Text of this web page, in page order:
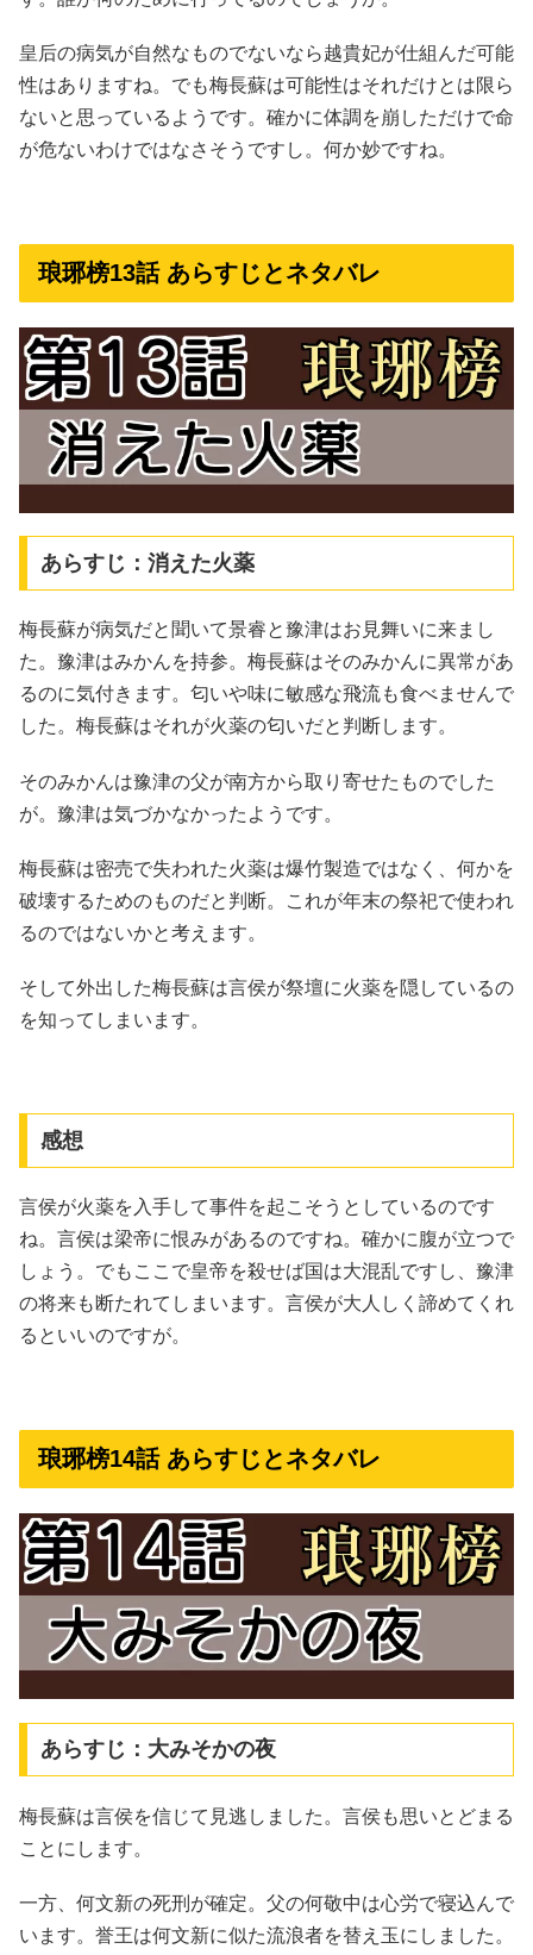
皇后の病気が自然なものでないなら越貴妃が仕組んだ可能
性はありますね。でも梅長蘇は可能性はそれだけとは限ら
ないと思っているようです。確かに体調を崩しただけで命
が危ないわけではなさそうですし。何か妙ですね。
琅琊榜13話 あらすじとネタバレ
あらすじ：消えた火薬
梅長蘇が病気だと聞いて景睿と豫津はお見舞いに来まし
た。豫津はみかんを持参。梅長蘇はそのみかんに異常があ
るのに気付きます。匂いや味に敏感な飛流も食べませんで
した。梅長蘇はそれが火薬の匂いだと判断します。
そのみかんは豫津の父が南方から取り寄せたものでした
が。豫津は気づかなかったようです。
梅長蘇は密売で失われた火薬は爆竹製造ではなく、何かを
破壊するためのものだと判断。これが年末の祭祀で使われ
るのではないかと考えます。
そして外出した梅長蘇は言侯が祭壇に火薬を隠しているの
を知ってしまいます。
感想
言侯が火薬を入手して事件を起こそうとしているのです
ね。言侯は梁帝に恨みがあるのですね。確かに腹が立つで
しょう。でもここで皇帝を殺せば国は大混乱ですし、豫津
の将来も断たれてしまいます。言侯が大人しく諦めてくれ
るといいのですが。
琅琊榜14話 あらすじとネタバレ
あらすじ：大みそかの夜
梅長蘇は言侯を信じて見逃しました。言侯も思いとどまる
ことにします。
一方、何文新の死刑が確定。父の何敬中は心労で寝込んで
います。誉王は何文新に似た流浪者を替え玉にしました。